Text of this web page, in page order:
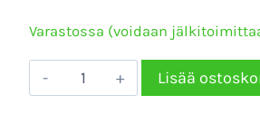
Varastossa (voidaan
Rupes
Talla
Lisää